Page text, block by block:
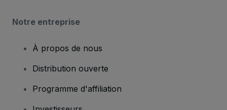
Notre entreprise
À propos de nous
Distribution ouverte
Programme d'affiliation